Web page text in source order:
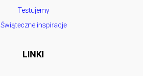
Testujemy
Świąteczne inspiracje
LINKI